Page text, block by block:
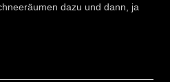
dazu und dann, ja